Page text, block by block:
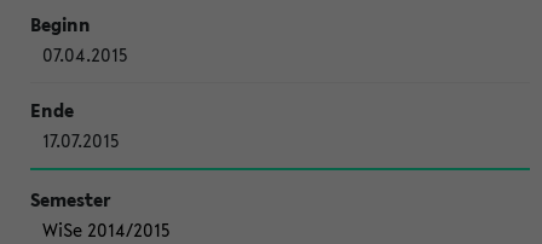
07.04.2015
17.07.2015
WiSe 2014/2015